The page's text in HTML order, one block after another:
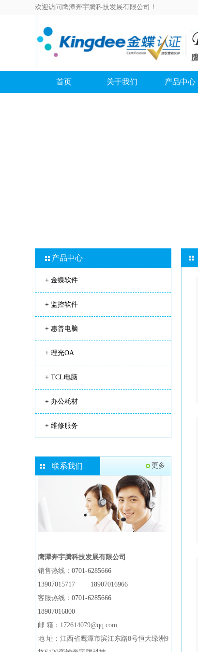
欢迎访问鹰潭奔宇腾科技发展有限公司！
首页 关于我们 产品中心
产品中心
+ 金蝶软件
+ 监控软件
+ 惠普电脑
+ 理光OA
+ TCL电脑
+ 办公耗材
+ 维修服务
联系我们 更多
鹰潭奔宇腾科技发展有限公司
销售热线： 0701-6285666
13907015717
18907016966
客服热线： 0701-6285666
18907016800
邮 箱：172614079@qq.com
地 址：江西省鹰潭市滨江东路8号恒大绿洲9